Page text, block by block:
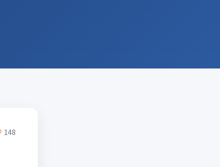
148